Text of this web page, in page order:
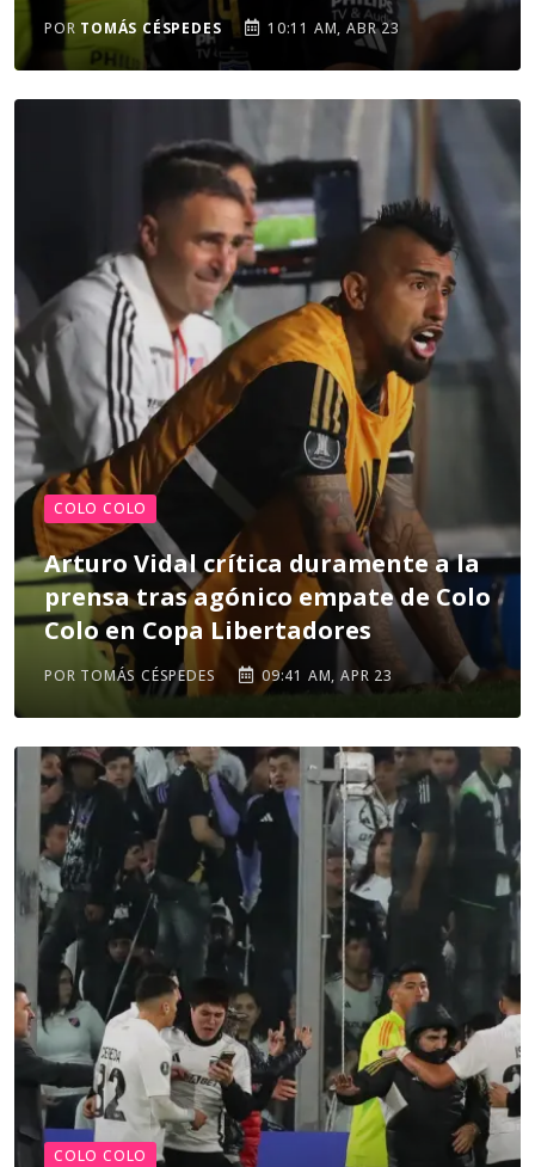
POR TOMÁS CÉSPEDES 10:11 AM, ABR 23
COLO COLO
Arturo Vidal crítica duramente a la
prensa tras agónico empate de Colo
Colo en Copa Libertadores
POR TOMÁS CÉSPEDES 09:41 AM, APR 23
COLO COLO